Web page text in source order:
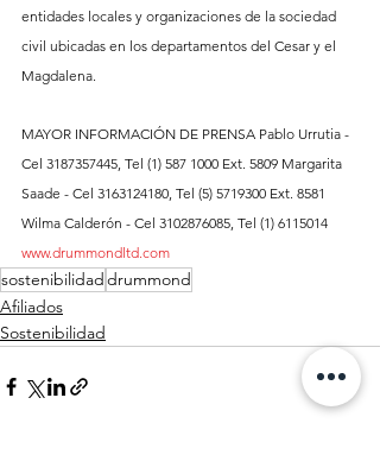
entidades locales y organizaciones de la sociedad
civil ubicadas en los departamentos del Cesar y el
Magdalena.
MAYOR INFORMACIÓN DE PRENSA Pablo Urrutia -
Cel 3187357445, Tel (1) 587 1000 Ext. 5809 Margarita
Saade - Cel 3163124180, Tel (5) 5719300 Ext. 8581
Wilma Calderón - Cel 3102876085, Tel (1) 6115014
www.drummondltd.com
sostenibilidaddrummond
Afiliados
Sostenibilidad